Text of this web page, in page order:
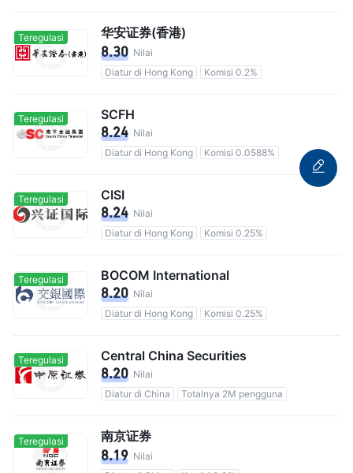
Teregulasi 华安证券(香港)
8.30 Nilai
Diatur di Hong Kong
Komisi 0.2%
Teregulasi SCFH
8.24 Nilai
Diatur di Hong Kong
Komisi 0.0588%
Teregulasi CISI
8.24 Nilai
Diatur di Hong Kong
Komisi 0.25%
Teregulasi BOCOM International
8.20 Nilai
Diatur di Hong Kong
Komisi 0.25%
Teregulasi Central China Securities
8.20 Nilai
Diatur di China
Totalnya 2M pengguna
Teregulasi 南京证券
8.19 Nilai